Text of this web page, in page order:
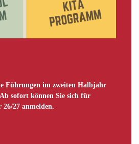
Führungen im zweiten Halbjahr
sofort können Sie sich für
27 anmelden.